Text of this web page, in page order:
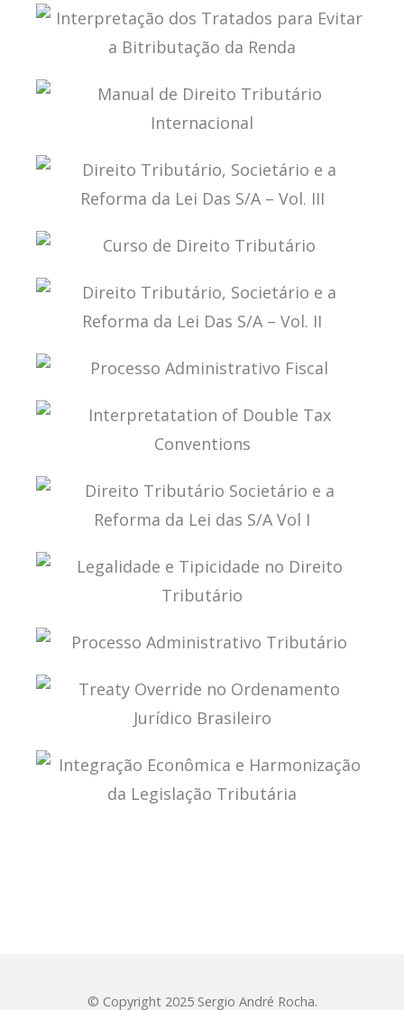
TRIBUTAÇÃO INTERNACIONAL
INTERPRETAÇÃO DOS TRATADOS PARA EVITAR A
BITRIBUTAÇÃO DA RENDA
MANUAL DE DIREITO TRIBUTÁRIO
INTERNACIONAL
DIREITO TRIBUTÁRIO, SOCIETÁRIO E A REFORMA
DA LEI DAS S/A – VOL. III
CURSO DE DIREITO TRIBUTÁRIO
DIREITO TRIBUTÁRIO, SOCIETÁRIO E A REFORMA
DA LEI DAS S/A – VOL. II
PROCESSO ADMINISTRATIVO FISCAL
INTERPRETATATION OF DOUBLE TAX
CONVENTIONS
DIREITO TRIBUTÁRIO SOCIETÁRIO E A REFORMA
DA LEI DAS S/A VOL I
LEGALIDADE E TIPICIDADE NO DIREITO
TRIBUTÁRIO
PROCESSO ADMINISTRATIVO TRIBUTÁRIO
TREATY OVERRIDE NO ORDENAMENTO JURÍDICO
BRASILEIRO
© Copyright 2025 Sergio André Rocha.